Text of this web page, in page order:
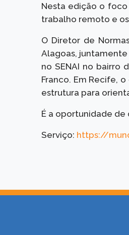
Nesta edição o foco
trabalho remoto e
O Diretor de
Alagoas,
no SENAI no bairro
Franco. Em Recife,
estrutura para
É a oportunidade de
Serviço: https://